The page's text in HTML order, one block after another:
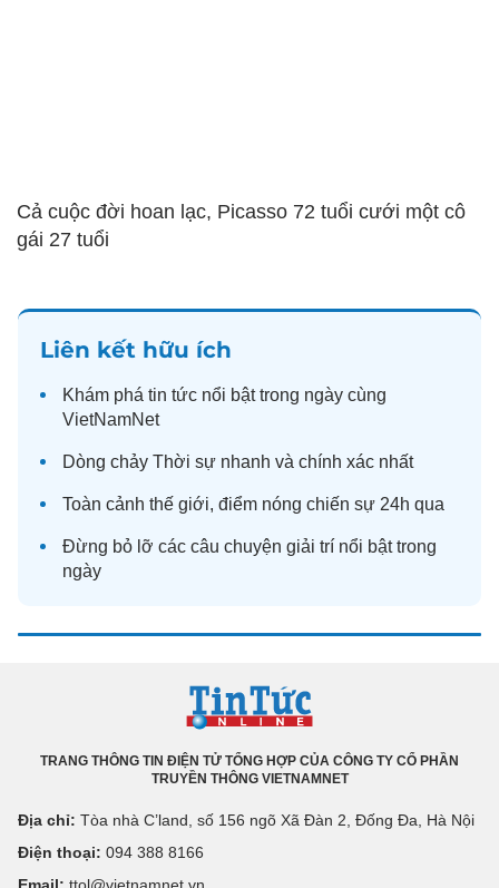
Cả cuộc đời hoan lạc, Picasso 72 tuổi cưới một cô
gái 27 tuổi
Liên kết hữu ích
Khám phá tin tức nổi bật trong ngày cùng
VietNamNet
Dòng chảy Thời sự nhanh và chính xác nhất
Toàn cảnh thế giới, điểm nóng chiến sự 24h qua
Đừng bỏ lỡ các câu chuyện giải trí nổi bật trong
ngày
TRANG THÔNG TIN ĐIỆN TỬ TỔNG HỢP CỦA CÔNG TY CỔ PHẦN
TRUYỀN THÔNG VIETNAMNET
Địa chỉ: Tòa nhà C’land, số 156 ngõ Xã Đàn 2, Đống Đa, Hà Nội
Điện thoại: 094 388 8166